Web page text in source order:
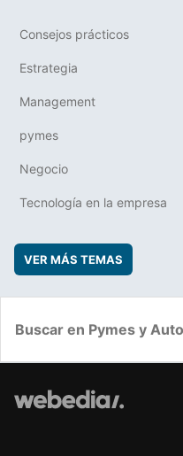
Consejos prácticos
Estrategia
Management
pymes
Negocio
Tecnología en la empresa
VER MÁS TEMAS